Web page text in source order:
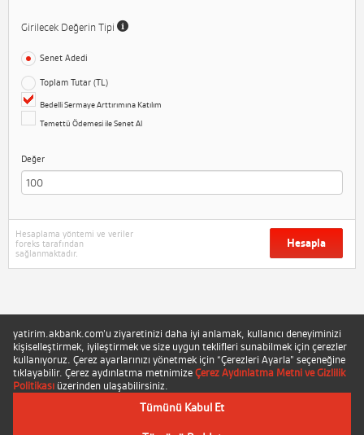
Girilecek Değerin Tipi
Senet Adedi
Toplam Tutar (TL)
Bedelli Sermaye Arttırımına Katılım
Temettü Ödemesi ile Senet Al
Değer
Hesaplama yöntemi ve veriler
foreks tarafından
sağlanmaktadır.
Hesapla